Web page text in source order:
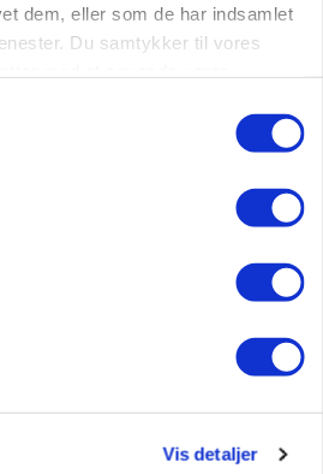
dem, eller som de har indsamlet
Du samtykker til vores
Vis detaljer
og
mod ny
ny gødskningslov: Sådan
fra 2027